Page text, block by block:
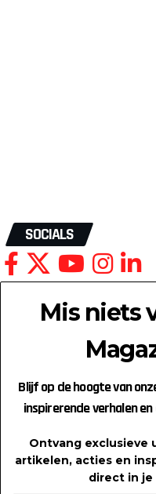
SOCIALS
Mis niets
Blijf op de hoogte van
inspirerende verhalen
Ontvang exclusieve
artikelen, acties en
direct in je